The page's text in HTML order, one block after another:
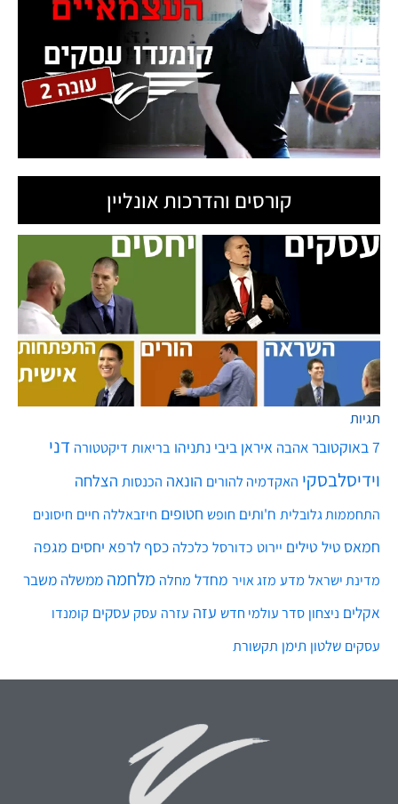
קורסים והדרכות אונליין
תגיות
7 באוקטובר אהבה איראן ביבי נתניהו בריאות דיקטטורה דני
וידיסלבסקי האקדמיה להורים הונאה הכנסות הצלחה
התחממות גלובלית ח'ותים חופש חטופים חיזבאללה חיים חיסונים
חמאס טיל טילים יירוט כדורסל כלכלה כסף לרפא יחסים מגפה
מדינת ישראל מדע מזג אויר מחדל מחלה מלחמה ממשלה משבר
אקלים ניצחון סדר עולמי חדש עזה עזרה עסק עסקים קומנדו
עסקים שלטון תימן תקשורת
ט.ל.ח בכפוף לתקנון